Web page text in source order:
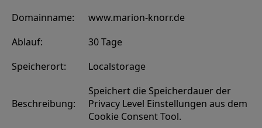
Domainname:
www.marion-knorr.de
Ablauf:
30 Tage
Speicherort:
Localstorage
Beschreibung:
Speichert die Speicherdauer der
Privacy Level Einstellungen aus dem
Cookie Consent Tool.